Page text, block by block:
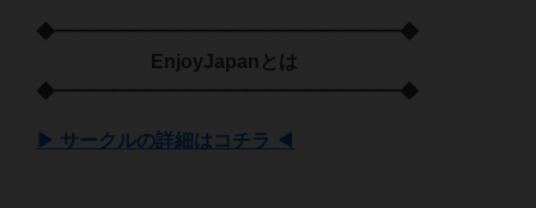
◆━━━━━━━━━━━━━━━━━━◆
EnjoyJapanとは
◆━━━━━━━━━━━━━━━━━━◆
▶ サークルの詳細はコチラ ◀